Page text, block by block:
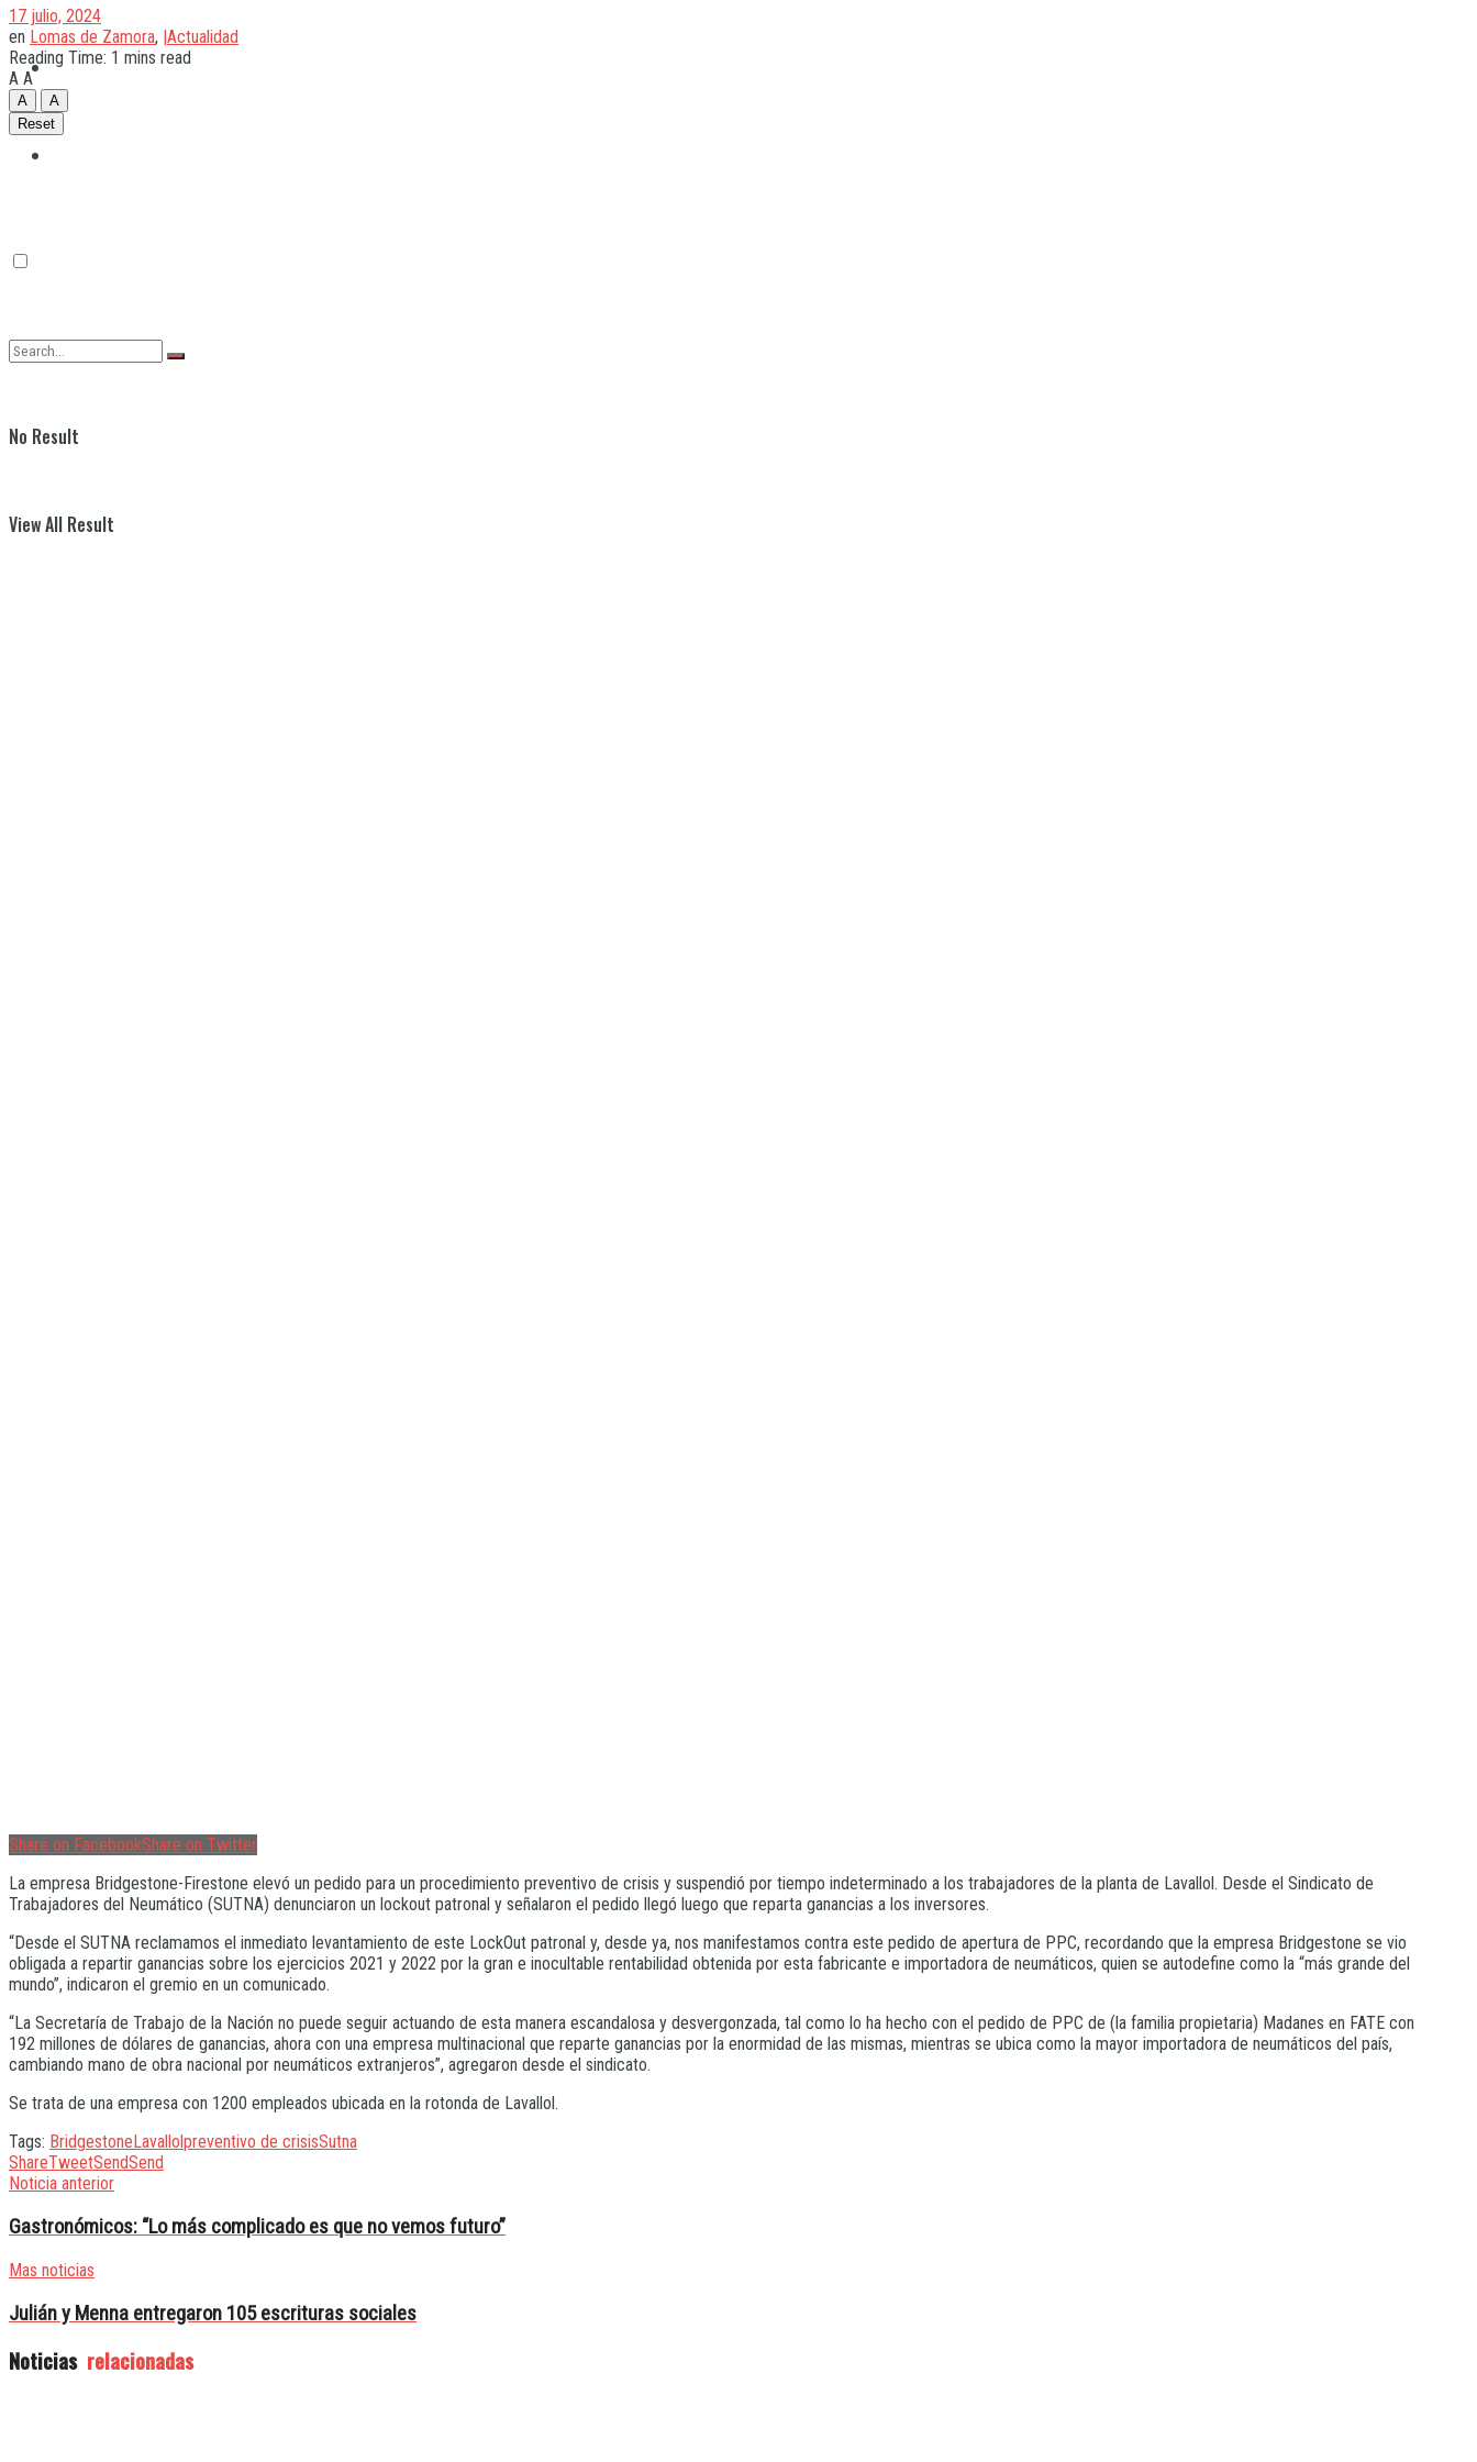
Quilmes
No Result
View All Result
17 julio, 2024
en Lomas de Zamora, |Actualidad
Reading Time: 1 mins read
A A
A
A
Reset
Share on FacebookShare on Twitter
La empresa Bridgestone-Firestone elevó un pedido para un procedimiento preventivo de crisis y suspendió por tiempo indeterminado a los trabajadores de la planta de Lavallol. Desde el Sindicato de
Trabajadores del Neumático (SUTNA) denunciaron un lockout patronal y señalaron el pedido llegó luego que reparta ganancias a los inversores.
“Desde el SUTNA reclamamos el inmediato levantamiento de este LockOut patronal y, desde ya, nos manifestamos contra este pedido de apertura de PPC, recordando que la empresa Bridgestone se vio
obligada a repartir ganancias sobre los ejercicios 2021 y 2022 por la gran e inocultable rentabilidad obtenida por esta fabricante e importadora de neumáticos, quien se autodefine como la “más grande del
mundo”, indicaron el gremio en un comunicado.
“La Secretaría de Trabajo de la Nación no puede seguir actuando de esta manera escandalosa y desvergonzada, tal como lo ha hecho con el pedido de PPC de (la familia propietaria) Madanes en FATE con
192 millones de dólares de ganancias, ahora con una empresa multinacional que reparte ganancias por la enormidad de las mismas, mientras se ubica como la mayor importadora de neumáticos del país,
cambiando mano de obra nacional por neumáticos extranjeros”, agregaron desde el sindicato.
Se trata de una empresa con 1200 empleados ubicada en la rotonda de Lavallol.
Tags: Bridgestone Lavallol preventivo de crisisSutna
ShareTweetSendSend
Noticia anterior
Gastronómicos: “Lo más complicado es que no vemos futuro”
Mas noticias
Julián y Menna entregaron 105 escrituras sociales
Noticias relacionadas